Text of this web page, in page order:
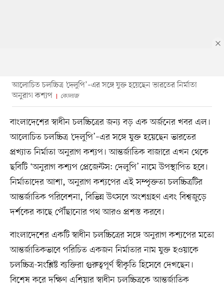
আলোচিত চলচ্চিত্র ‘দেলুপি’–এর সঙ্গে যুক্ত হয়েছেন ভারতের নির্মাতা
অনুরাগ কশ্যপ
কোলাজ
বাংলাদেশের স্বাধীন চলচ্চিত্রের জন্য বড় এক অর্জনের খবর এল।
আলোচিত চলচ্চিত্র ‘দেলুপি’–এর সঙ্গে যুক্ত হয়েছেন ভারতের
প্রখ্যাত নির্মাতা অনুরাগ কশ্যপ। আন্তর্জাতিক বাজারে এখন থেকে
ছবিটি ‘অনুরাগ কশ্যপ প্রেজেন্টস: দেলুপি’ নামে উপস্থাপিত হবে।
নির্মাতাদের আশা, অনুরাগ কশ্যপের এই সম্পৃক্ততা চলচ্চিত্রটির
আন্তর্জাতিক পরিবেশনা, বিভিন্ন উৎসবে অংশগ্রহণ এবং বিশ্বজুড়ে
দর্শকের কাছে পৌঁছানোর পথ আরও প্রশস্ত করবে।
বাংলাদেশের একটি স্বাধীন চলচ্চিত্রের সঙ্গে অনুরাগ কশ্যপের মতো
আন্তর্জাতিকভাবে পরিচিত একজন নির্মাতার নাম যুক্ত হওয়াকে
চলচ্চিত্র-সংশ্লিষ্ট ব্যক্তিরা গুরুত্বপূর্ণ স্বীকৃতি হিসেবে দেখছেন।
বিশেষ করে দক্ষিণ এশিয়ার স্বাধীন চলচ্চিত্রকে আন্তর্জাতিক